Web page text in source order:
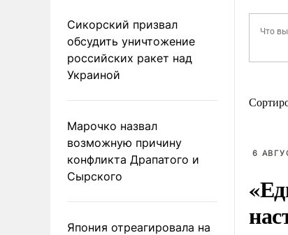
Сикорский призвал
обсудить уничтожение
российских ракет над
Украиной
Марочко назвал
возможную причину
конфликта Драпатого и
Сырского
Япония отреагировала на
6